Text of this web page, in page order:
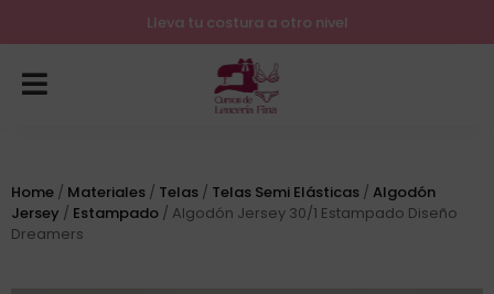
Lleva tu costura a otro nivel
Home / Materiales / Telas / Telas Semi Elásticas / Algodón
Jersey / Estampado / Algodón Jersey 30/1 Estampado Diseño
Dreamers